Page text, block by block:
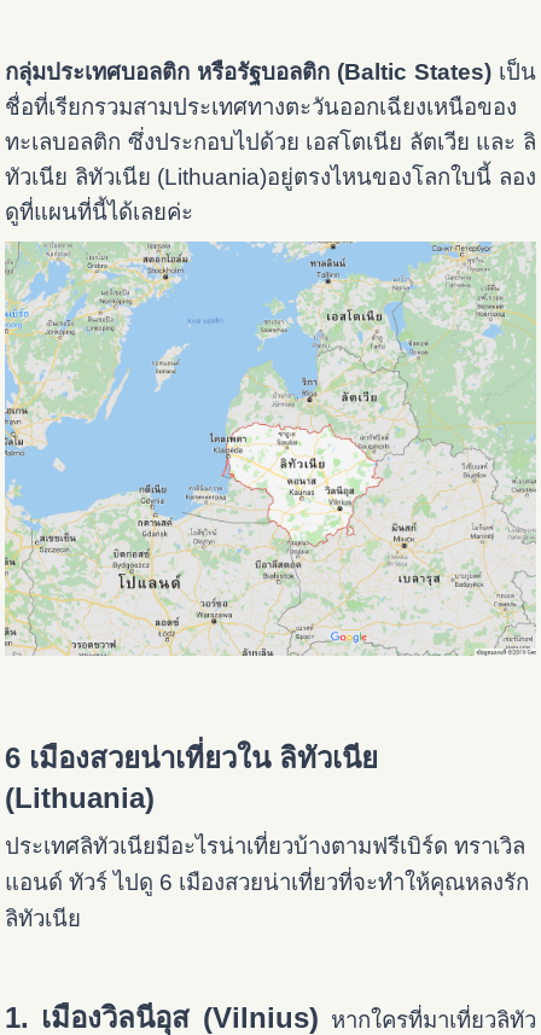
กลุ่มประเทศบอลติก หรือรัฐบอลติก (Baltic States)เป็น
ชื่อที่เรียกรวมสามประเทศทางตะวันออกเฉียงเหนือของ
ทะเลบอลติก ซึ่งประกอบไปด้วย เอสโตเนีย ลัตเวีย และ ลิ
ทัวเนีย ลิทัวเนีย (Lithuania)อยู่ตรงไหนของโลกใบนี้ ลอง
ดูที่แผนที่นี้ได้เลยค่ะ
6 เมืองสวยน่าเที่ยวใน ลิทัวเนีย
(Lithuania)
ประเทศลิทัวเนียมีอะไรน่าเที่ยวบ้างตามฟรีเบิร์ด ทราเวิล
แอนด์ ทัวร์ ไปดู 6 เมืองสวยน่าเที่ยวที่จะทำให้คุณหลงรัก
ลิทัวเนีย
1. เมืองวิลนีอุส (Vilnius) หากใครที่มาเที่ยวลิทัว